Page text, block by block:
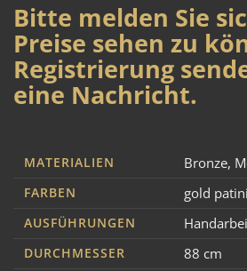
Bitte melden Sie
Preise sehen zu
Registrierung
eine Nachricht.
MATERIALIEN Bronze,
FARBEN gold
AUSFÜHRUNGEN
DURCHMESSER 88 cm